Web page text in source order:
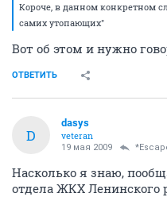
Короче, в данном конкретном
самих утопающих"
Вот об этом и нужно
ОТВЕТИТЬ
D
dasys
veteran
19 мая 2009
Насколько я знаю,
отдела ЖКХ Ленинского